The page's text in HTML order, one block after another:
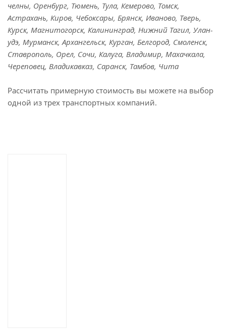
челны, Оренбург, Тюмень, Тула, Кемерово, Томск,
Астрахань, Киров, Чебоксары, Брянск, Иваново, Тверь,
Курск, Магнитогорск, Калининград, Нижний Тагил, Улан-
удэ, Мурманск, Архангельск, Курган, Белгород, Смоленск,
Ставрополь, Орел, Сочи, Калуга, Владимир, Махачкала,
Череповец, Владикавказ, Саранск, Тамбов, Чита
Рассчитать примерную стоимость вы можете на выбор
одной из трех транспортных компаний.